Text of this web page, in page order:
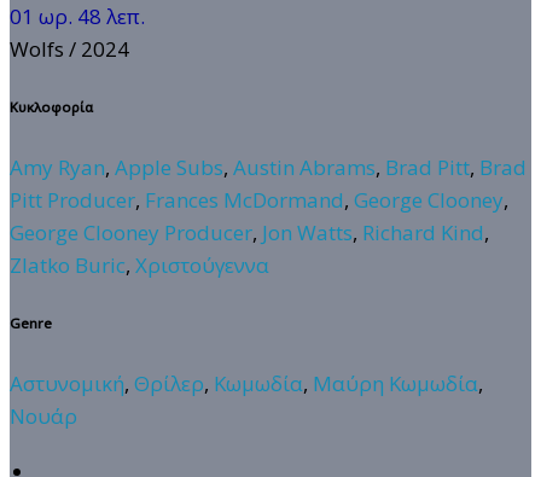
01 ωρ. 48 λεπ.
Wolfs / 2024
Κυκλοφορία
Amy Ryan, Apple Subs, Austin Abrams, Brad Pitt, Brad
Pitt Producer, Frances McDormand, George Clooney,
George Clooney Producer, Jon Watts, Richard Kind,
Zlatko Buric, Χριστούγεννα
Genre
Αστυνομική, Θρίλερ, Κωμωδία, Μαύρη Κωμωδία,
Νουάρ